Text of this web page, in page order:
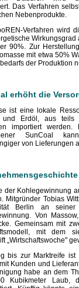
Das Verfahren
Nebenprodukte.
Verfahren wird
90%. Zur
mit etwa 50%
der Produktion
erhöht die
ist eine lokale
und Erdöl, aus teils
importiert
SunCoal
von Lieferungen
der Kohlegewinnung
Mitgründer Tobias
Berlin an
Von
Gemeinsam mit
mit dem
„Wirtschaftswoche"
bis zur Marktreife
Kunden und
habe an dem
Kubikmeter Laub,